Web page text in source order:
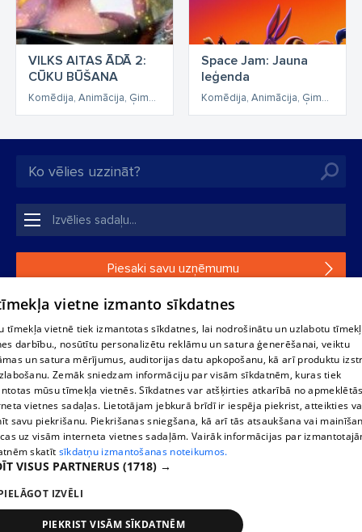
VILKS AITAS ĀDĀ 2:
CŪKU BŪŠANA
Komēdija, Animācija, Ģimenes, Piedzīvojumu
Space Jam: Jauna
leģenda
Komēdija, Animācija, Ģimenes, Piedzīvojumu
Piesaki savu uzņēmumu
Ja tavs uzņēmums nav mūsu datubāzē, aizpildi vienkāršu
1188 datu bāzes, tās daļas vai datu bāzē iekļautās informācijas,
vai informācijas daļas pavairošana vai izplatīšana jebkādā formā
stingri aizliegta. Tāpat arī ir aizliegta lejupielāde automātiskā
režīmā. Jebkura 1188 web lapā publicētā materiāla
pārpublicēšana ir kategoriski aizliegta bez 1188 web lapas
redakcijas atļaujas.
Portāla palīdzības dienests: e-pasts -
IzstrādātsSIA Helio Media2004-2026
vietne izmanto sīkdatnes
tīmekļa vietnē tiek izmantotas sīkdatnes, lai nodrošinātu un uzlabotu
darbību., nosūtītu personalizētu reklāmu un satura ģenerēšanai, veiktu
un satura mērījumus, auditorijas datu apkopošanu, kā arī produktu
Zemāk sniedzam informāciju par visām sīkdatnēm, kuras tiek
mūsu tīmekļa vietnēs. Sīkdatnes var atšķirties atkarībā no
vietnes sadaļas. Lietotājam jebkurā brīdī ir iespēja piekrist, atteikties
savu piekrišanu. Piekrišanas sniegšana, kā arī tās atsaukšana vai
uz visām interneta vietnes sadaļām. Vairāk informācijas par
skatīt sīkdatņu izmantošanas noteikumos.
VISUS PARTNERUS (1718) →
IZVĒLI
PIEKRIST VISĀM SĪKDATNĒM